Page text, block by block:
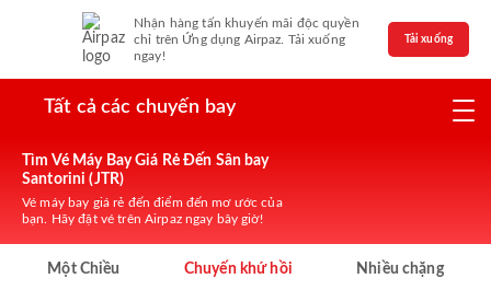
Nhận hàng tấn khuyến mãi độc quyền
chỉ trên Ứng dụng Airpaz. Tải xuống
ngay!
Tải xuống
Tất cả các chuyến bay
Tìm Vé Máy Bay Giá Rẻ Đến Sân bay
Santorini (JTR)
Vé máy bay giá rẻ đến điểm đến mơ ước của
bạn. Hãy đặt vé trên Airpaz ngay bây giờ!
Một Chiều Chuyến khứ hồi Nhiều chặng